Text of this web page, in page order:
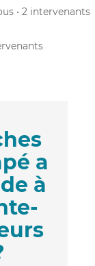
• 2 intervenants
a
à